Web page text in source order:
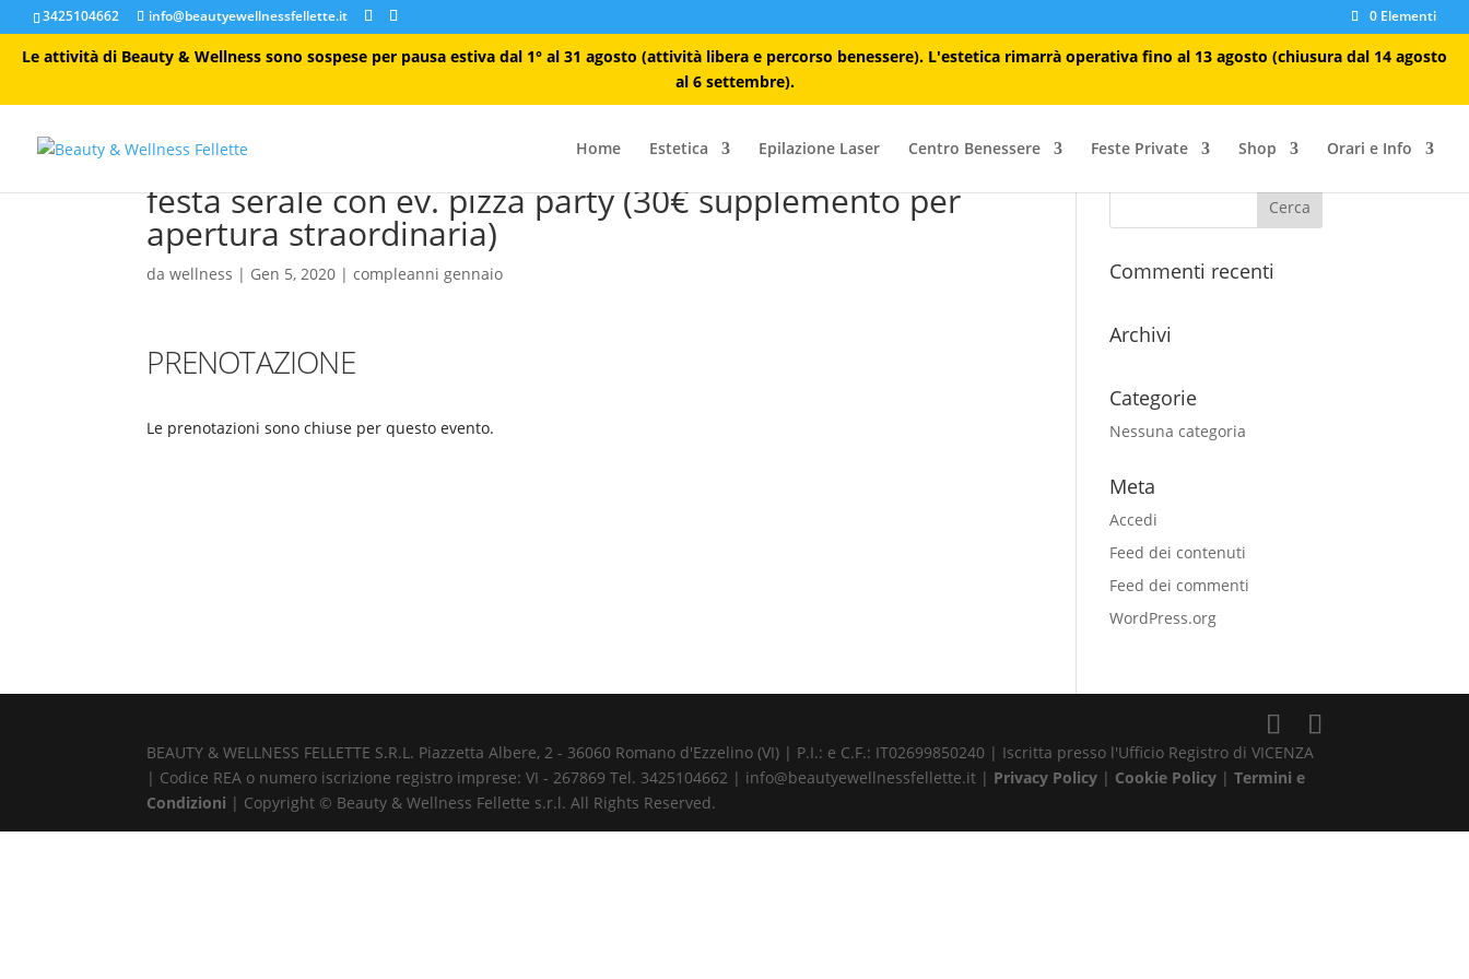
3425104662 info@beautyewellnessfellette.it 0 Elementi
Le attività di Beauty & Wellness sono sospese per pausa estiva dal 1° al 31 agosto (attività libera e percorso benessere). L'estetica rimarrà operativa fino al 13 agosto (chiusura dal 14 agosto
al 6 settembre).
Home Estetica Epilazione Laser Centro Benessere Feste Private Shop Orari e Info
festa serale con ev. pizza party (30€ supplemento per
apertura straordinaria)
dawellness | Gen 5, 2020 |compleanni gennaio
PRENOTAZIONE
Le prenotazioni sono chiuse per questo evento.
Commenti recenti
Archivi
Categorie
Nessuna categoria
Meta
Accedi
Feed dei contenuti
Feed dei commenti
WordPress.org
BEAUTY & WELLNESS FELLETTE S.R.L. Piazzetta Albere, 2 - 36060 Romano d'Ezzelino (VI) | P.I.: e C.F.: IT02699850240 | Iscritta presso l'Ufficio Registro di VICENZA
| Codice REA o numero iscrizione registro imprese: VI - 267869 Tel. 3425104662 | info@beautyewellnessfellette.it | Privacy Policy | Cookie Policy |Termini e
Condizioni | Copyright © Beauty & Wellness Fellette s.r.l. All Rights Reserved.